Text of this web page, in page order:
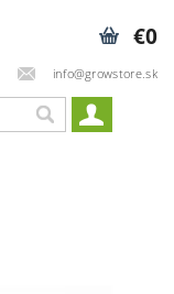
info@growstore.sk
€0